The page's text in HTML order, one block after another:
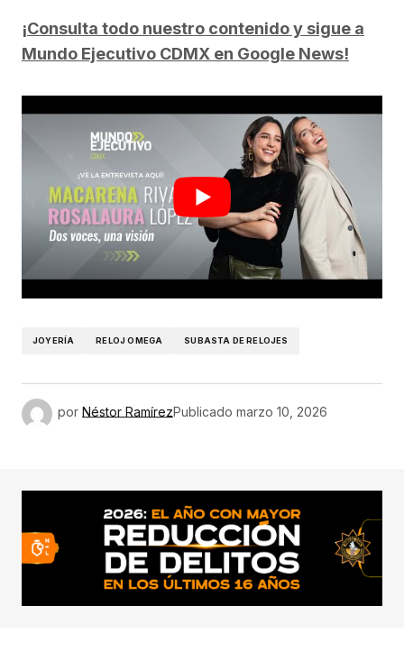
¡Consulta todo nuestro contenido y sigue a
Mundo Ejecutivo CDMX en Google News!
JOYERÍA RELOJ OMEGA SUBASTA DE RELOJES
por Néstor RamírezPublicado marzo 10, 2026